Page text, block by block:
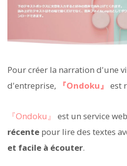
Pour créer la narration d'une
d'entreprise,
『Ondoku』 est
『Ondoku』 est un service
récente pour lire des textes
et facile à écouter.